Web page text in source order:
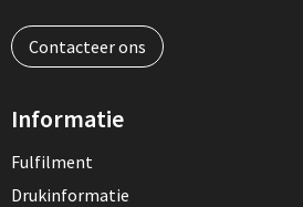
Contacteer ons
Informatie
Fulfilment
Drukinformatie